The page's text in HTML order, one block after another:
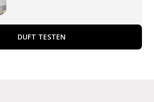
DUFT TESTEN